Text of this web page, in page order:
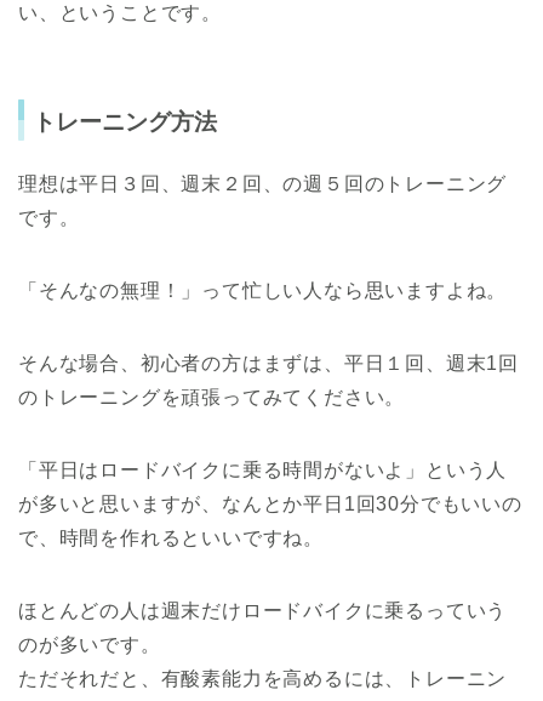
い、ということです。
トレーニング方法
理想は平日３回、週末２回、の週５回のトレーニング
です。
「そんなの無理！」って忙しい人なら思いますよね。
そんな場合、初心者の方はまずは、平日１回、週末1 回
のトレーニングを頑張ってみてください。
「平日はロードバイクに乗る時間がないよ」という人
が多いと思いますが、なんとか平日 1 回30分でもいいの
で、時間を作れるといいですね。
ほとんどの人は週末だけロードバイクに乗るっていう
のが多いです。
ただそれだと、有酸素能力を高めるには、トレーニン